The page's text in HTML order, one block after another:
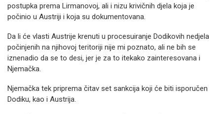
postupka prema Lirmanovoj, ali i nizu krivičnih djela koja je
počinio u Austriji i koja su dokumentovana.
Da li će vlasti Austrije krenuti u procesuiranje Dodikovih nedjela
počinjenih na njihovoj teritoriji nije mi poznato, ali ne bih se
iznenadio da se to desi, jer je za to itekako zainteresovana i
Njemačka.
Njemačka tek priprema čitav set sankcija koji će biti isporučen
Dodiku, kao i Austrija.